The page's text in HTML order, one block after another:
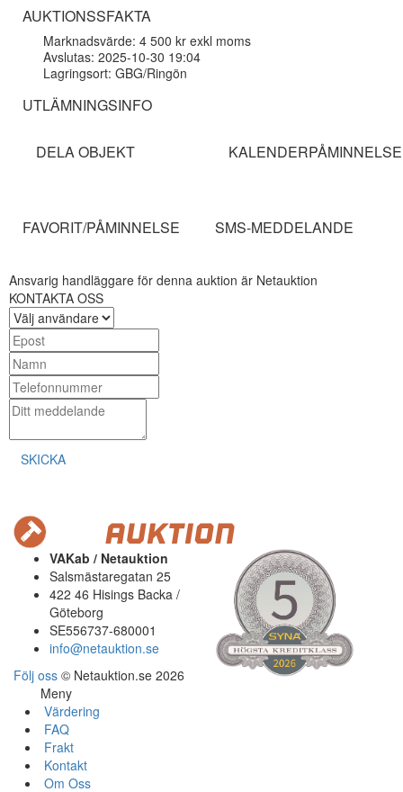
AUKTIONSSFAKTA
Marknadsvärde: 4 500 kr exkl moms
Avslutas: 2025-10-30 19:04
Lagringsort: GBG/Ringön
UTLÄMNINGSINFO
DELA OBJEKT KALENDERPÅMINNELSE
FAVORIT/PÅMINNELSE SMS-MEDDELANDE
Ansvarig handläggare för denna auktion är Netauktion
KONTAKTA OSS
SKICKA
VAKab / Netauktion
Salsmästaregatan 25
422 46 Hisings Backa /
Göteborg
SE556737-680001
info@netauktion.se
Följ oss © Netauktion.se 2026
Meny
Värdering
FAQ
Frakt
Kontakt
Om Oss